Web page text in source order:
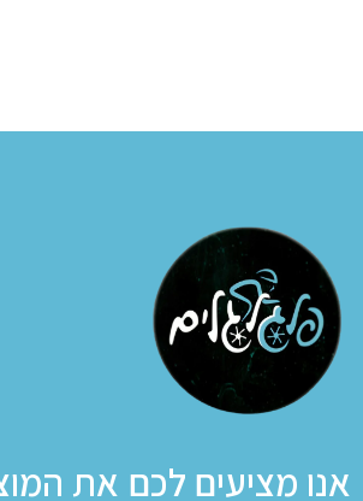
אנו מציעים לכם את